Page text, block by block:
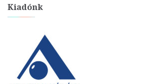
Kiadónk